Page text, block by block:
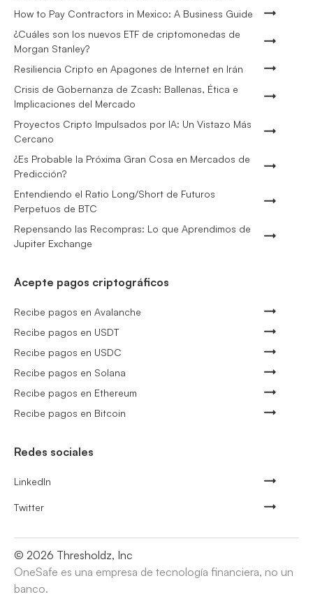
How to Pay Contractors in Mexico: A Business Guide
¿Cuáles son los nuevos ETF de criptomonedas de
Morgan Stanley?
Resiliencia Cripto en Apagones de Internet en Irán
Crisis de Gobernanza de Zcash: Ballenas, Ética e
Implicaciones del Mercado
Proyectos Cripto Impulsados por IA: Un Vistazo Más
Cercano
¿Es Probable la Próxima Gran Cosa en Mercados de
Predicción?
Entendiendo el Ratio Long/Short de Futuros
Perpetuos de BTC
Repensando las Recompras: Lo que Aprendimos de
Jupiter Exchange
Acepte pagos criptográficos
Recibe pagos en Avalanche
Recibe pagos en USDT
Recibe pagos en USDC
Recibe pagos en Solana
Recibe pagos en Ethereum
Recibe pagos en Bitcoin
Redes sociales
LinkedIn
Twitter
© 2026 Thresholdz, Inc
OneSafe es una empresa de tecnología financiera, no un
banco.